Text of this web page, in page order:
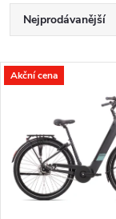
Ř
a
e
n
Nejprodávanější
Nejdražší
Abecedně
V
p
Akční cena